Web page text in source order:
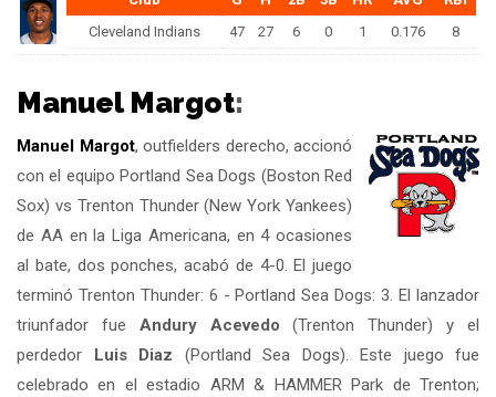
Cleveland Indians
47 27 6 0 1 0.176 8
Manuel Margot:
Manuel Margot, outfielders derecho, accionó
con el equipo Portland Sea Dogs (Boston Red
Sox) vs Trenton Thunder (New York Yankees)
de AA en la Liga Americana, en 4 ocasiones
al bate, dos ponches, acabó de 4-0. El juego
terminó Trenton Thunder: 6 - Portland Sea Dogs: 3. El lanzador
triunfador fue Andury Acevedo (Trenton Thunder) y el
perdedor Luis Diaz (Portland Sea Dogs). Este juego fue
celebrado en el estadio ARM & HAMMER Park de Trenton;